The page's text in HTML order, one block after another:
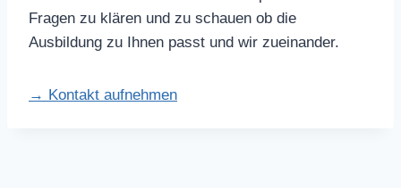
Fragen zu klären und zu schauen ob die
Ausbildung zu Ihnen passt und wir zueinander.
→ Kontakt aufnehmen